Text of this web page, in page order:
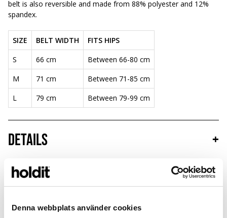
Denna webbplats använder cookies
belt is also reversible and made from 88% polyester and 12%
spandex.
SIZE BELT WIDTH
FITS HIPS
S
66 cm
Between 66-80 cm
M
71 cm
Between 71-85 cm
L
79 cm Between 79-99 cm
Details
+
Combineren met
New in New in